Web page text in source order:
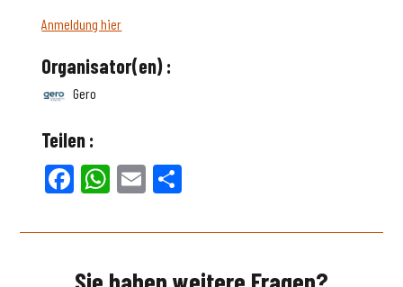
Anmeldung hier
Organisator(en) :
Gero
Teilen :
Facebook
WhatsApp
Email